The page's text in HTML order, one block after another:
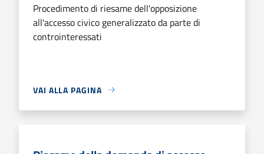
Procedimento di riesame dell'opposizione
all'accesso civico generalizzato da parte di
controinteressati
VAI ALLA PAGINA